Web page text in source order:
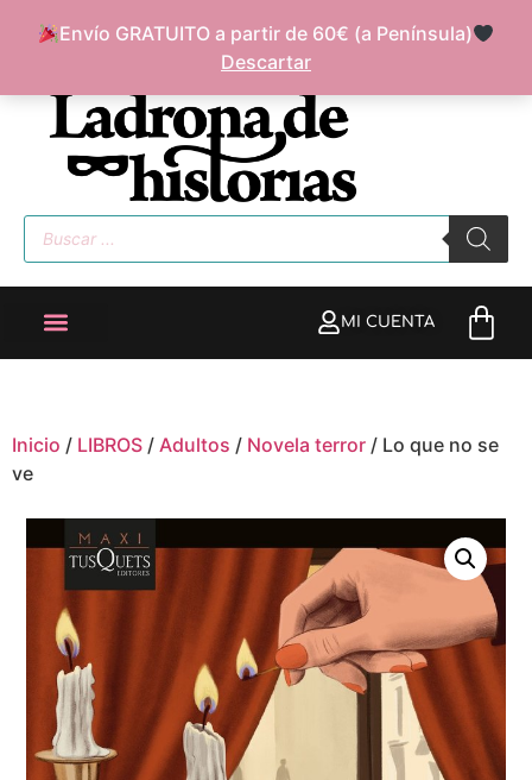
Envío GRATUITO a partir de 60€ (a Península)
Descartar
FAQ SOBRE MÍ
MI CUENTA
Inicio / LIBROS / Adultos / Novela terror / Lo que no se
ve